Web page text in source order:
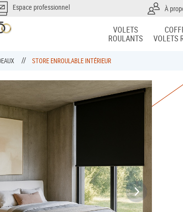
Espace professionnel À
VOLETS
ROULANTS
VOLETS
STORE ENROULABLE INTÉRIEUR